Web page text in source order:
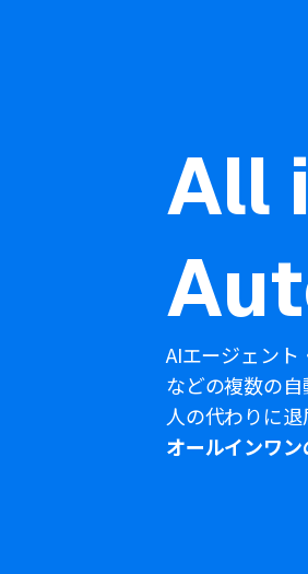
All
AIエージェント
などの複数の自
人の代わりに
オールインワ